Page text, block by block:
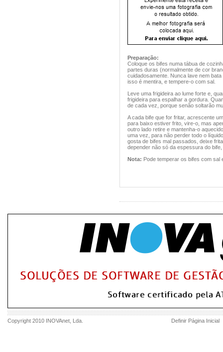
Preparação:
Coloque os bifes numa tábua de
partes duras (normalmente de cor
cuidadosamente. Nunca lave nem
isso é mentira, e tempere-o com sal.
Leve uma frigideira ao lume forte e,
frigideira para espalhar a gordura.
de cada vez, porque senão soltarão
A cada bife que for fritar, acrescente
para baixo estiver frito, vire-o, mas
outro lado retire e mantenha-o
uma vez, para não perder todo o
gosta de bifes mal passados, deixe
depender não só da espessura do
Nota: Pode temperar os bifes com sal
Copyright 2010 INOVAnet , Lda. Definir Página Inicial